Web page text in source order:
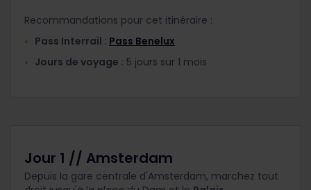
Recommandations pour cet itinéraire :
Pass Interrail : Pass Benelux
Jours de voyage : 5 jours sur 1 mois
Jour 1 // Amsterdam
Depuis la gare centrale d'Amsterdam, marchez tout